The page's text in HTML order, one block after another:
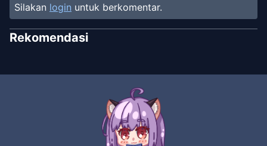
Chapter2
Unknown
Oct 30, 2025
Unknown
Silakan login untuk berkomentar.
Rekomendasi